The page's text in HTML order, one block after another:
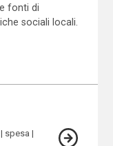
fonti di
sociali locali.
spesa